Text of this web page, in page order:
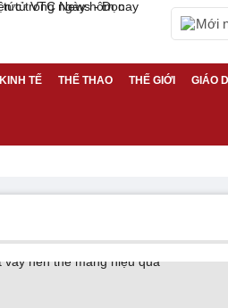
Mới
KINH TẾ THỂ THAO THẾ GIỚI GIÁO